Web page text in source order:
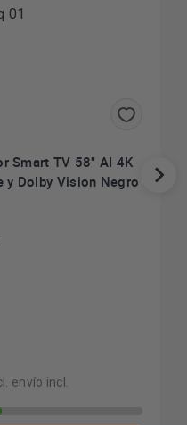
Smart TV 58" AI 4K
y Dolby Vision Negro
envío incl.